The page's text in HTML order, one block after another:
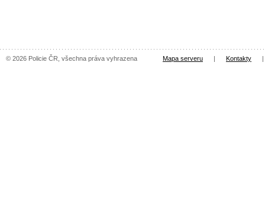
© 2026 Policie ČR, všechna práva vyhrazena Mapa serveru | Kontakty |